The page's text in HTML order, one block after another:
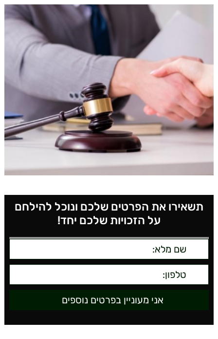
תשאירו את הפרטים שלכם ונוכל להילחם
על הזכויות שלכם יחד!